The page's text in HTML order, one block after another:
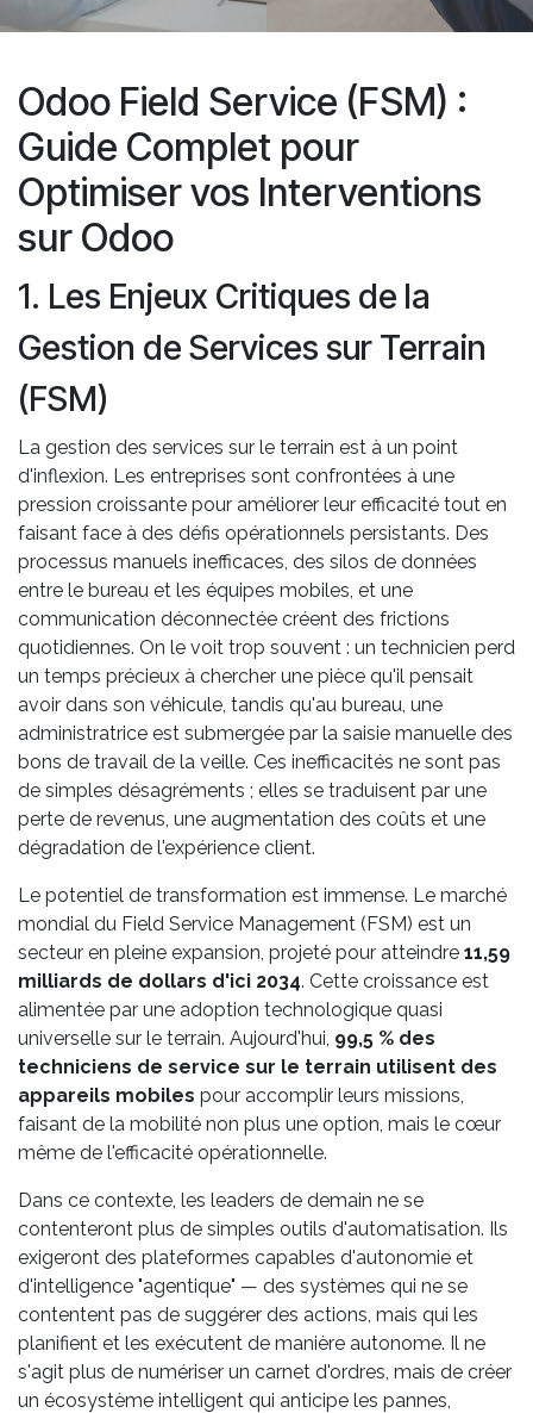
Odoo Field Service (FSM) :
Guide Complet pour
Optimiser vos Interventions
sur Odoo
1. Les Enjeux Critiques de la
Gestion de Services sur Terrain
(FSM)
La gestion des services sur le terrain est à un point
d'inflexion. Les entreprises sont confrontées à une
pression croissante pour améliorer leur efficacité tout en
faisant face à des défis opérationnels persistants. Des
processus manuels inefficaces, des silos de données
entre le bureau et les équipes mobiles, et une
communication déconnectée créent des frictions
quotidiennes. On le voit trop souvent : un technicien perd
un temps précieux à chercher une pièce qu'il pensait
avoir dans son véhicule, tandis qu'au bureau, une
administratrice est submergée par la saisie manuelle des
bons de travail de la veille. Ces inefficacités ne sont pas
de simples désagréments ; elles se traduisent par une
perte de revenus, une augmentation des coûts et une
dégradation de l'expérience client.
Le potentiel de transformation est immense. Le marché
mondial du Field Service Management (FSM) est un
secteur en pleine expansion, projeté pour atteindre 11,59
milliards de dollars d'ici 2034. Cette croissance est
alimentée par une adoption technologique quasi
universelle sur le terrain. Aujourd'hui, 99,5 % des
techniciens de service sur le terrain utilisent des
appareils mobiles pour accomplir leurs missions,
faisant de la mobilité non plus une option, mais le cœur
même de l'efficacité opérationnelle.
Dans ce contexte, les leaders de demain ne se
contenteront plus de simples outils d'automatisation. Ils
exigeront des plateformes capables d'autonomie et
d'intelligence "agentique" — des systèmes qui ne se
contentent pas de suggérer des actions, mais qui les
planifient et les exécutent de manière autonome. Il ne
s'agit plus de numériser un carnet d'ordres, mais de créer
un écosystème intelligent qui anticipe les pannes,